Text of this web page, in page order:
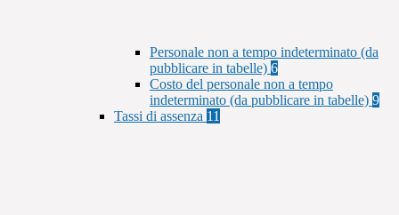
Personale non a tempo indeterminato (da
pubblicare in tabelle) 6
Costo del personale non a tempo
indeterminato (da pubblicare in tabelle) 9
Tassi di assenza 11